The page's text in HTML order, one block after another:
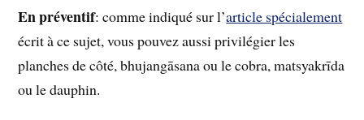
En préventif: comme indiqué sur l’article spécialement
écrit à ce sujet, vous pouvez aussi privilégier les
planches de côté, bhujangāsana ou le cobra, matsyakrīda
ou le dauphin.